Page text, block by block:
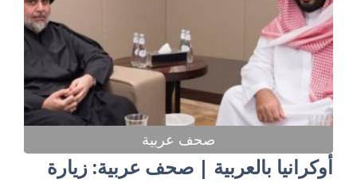
صحف عربية
أوكرانيا بالعربية | صحف عربية: زيارة